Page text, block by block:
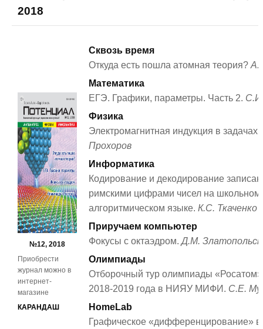
2018
№12, 2018
Приобрести
журнал можно в
интернет-
магазине
КАРАНДАШ
Сквозь время
Откуда есть пошла атомная теория?
Математика
ЕГЭ. Графики, параметры. Часть 2.
Физика
Электромагнитная индукция в
Прохоров
Информатика
Кодирование и декодирование
римскими цифрами чисел на школьном
алгоритмическом языке. К.С. Ткаченко
Приручаем компьютер
Фокусы с октаэдром.Д.М.
Олимпиады
Отборочный тур олимпиады
2018-2019 года в НИЯУ МИФИ. С.Е.
HomeLab
Графическое «дифференцирование» в